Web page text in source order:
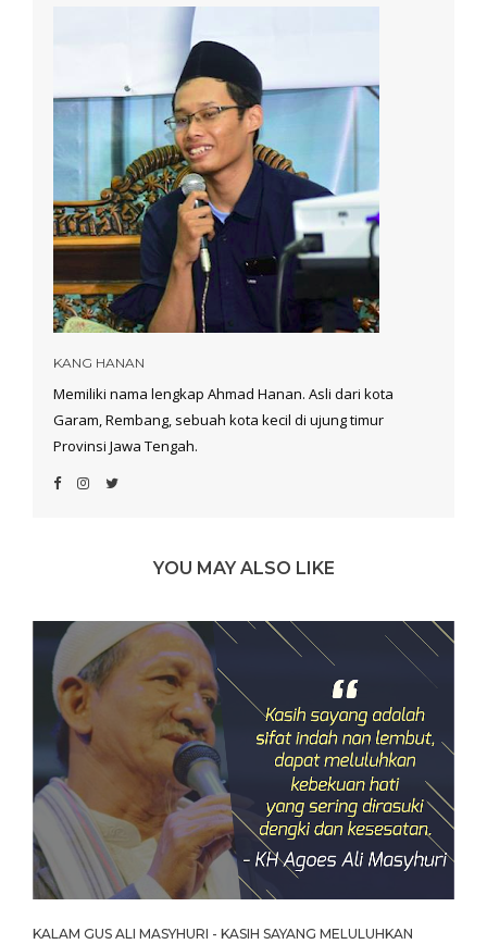
KANG HANAN
Memiliki nama lengkap Ahmad Hanan. Asli dari kota
Garam, Rembang, sebuah kota kecil di ujung timur
Provinsi Jawa Tengah.
YOU MAY ALSO LIKE
KALAM GUS ALI MASYHURI - KASIH SAYANG MELULUHKAN